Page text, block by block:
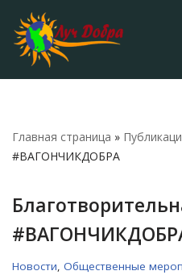
Перейти
содержимому
Главная страница »
#ВАГОНЧИКДОБРА
Новости, Общественные